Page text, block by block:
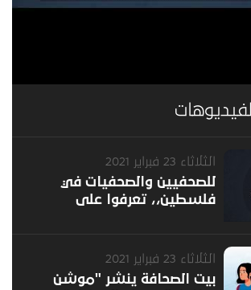
الثلاثاء 23 فبراير 2021
للصحفيين والصحفيات في
فلسطين،، تعرفوا على
الثلاثاء 23 فبراير 2021
بيت الصحافة ينشر "موشن